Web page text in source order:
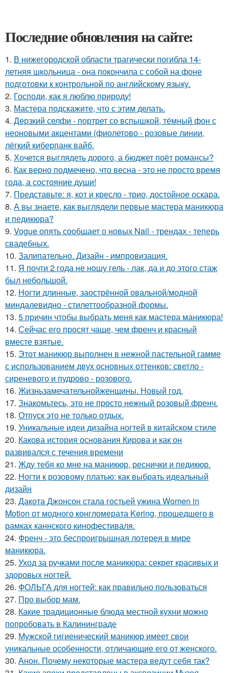
Последние обновления на сайте:
1. В нижегородской области трагически погибла 14-
летняя школьница - она покончила с собой на фоне
подготовки к контрольной по английскому языку.
2. Господи, как я люблю природу!
3. Мастера подскажите, что с этим делать.
4. Дерзкий селфи - портрет со вспышкой, тёмный фон с
неоновыми акцентами (фиолетово - розовые линии,
лёгкий киберпанк вайб.
5. Хочется выглядеть дорого, а бюджет поёт романсы?
6. Как верно подмечено, что весна - это не просто время
года, а состояние души!
7. Представьте: я, кот и кресло - трио, достойное оскара.
8. А вы знаете, как выглядели первые мастера маникюра
и педикюра?
9. Vogue опять сообщает о новых Nail - трендах - теперь
свадебных.
10. Залипательно. Дизайн - импровизация.
11. Я почти 2 года не ношу гель - лак, да и до этого стаж
был небольшой.
12. Ногти длинные, заострённой овальной/модной
миндалевидно - стилеттообразной формы.
13. 5 причин чтобы выбрать меня как мастера маникюра!
14. Сейчас его просят чаще, чем френч и красный
вместе взятые.
15. Этот маникюр выполнен в нежной пастельной гамме
с использованием двух основных оттенков: светло -
сиреневого и пудрово - розового.
16. Жизньзамечательнойженщины. Новый год.
17. Знакомьтесь, это не просто нежный розовый френч.
18. Отпуск это не только отдых.
19. Уникальные идеи дизайна ногтей в китайском стиле
20. Какова история основания Кирова и как он
развивался с течения времени
21. Жду тебя ко мне на маникюр, реснички и педикюр.
22. Ногти к розовому платью: как выбрать идеальный
дизайн
23. Дакота Джонсон стала гостьей ужина Women in
Motion от модного конгломерата Kering, прошедшего в
рамках каннского кинофестиваля.
24. Френч - это беспроигрышная лотерея в мире
маникюра.
25. Уход за ручками после маникюра: секрет красивых и
здоровых ногтей.
26. ФОЛЬГА для ногтей: как правильно пользоваться
27. Про выбор мам.
28. Какие традиционные блюда местной кухни можно
попробовать в Калининграде
29. Мужской гигиенический маникюр имеет свои
уникальные особенности, отличающие его от женского.
30. Анон. Почему некоторые мастера ведут себя так?